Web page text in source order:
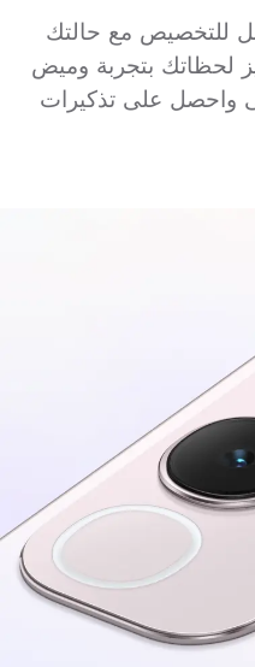
للتخصيص مع حالتك
لحظاتك بتجربة وميض
واحصل على تذكيرات